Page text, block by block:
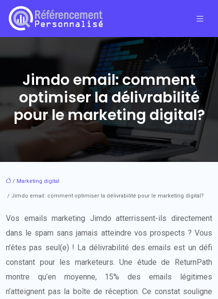
Jimdo email: comment
optimiser la délivrabilité
pour le marketing digital?
/ Marketing digital
/ Jimdo email: comment optimiser la délivrabilité pour le marketing digital?
Vos emails marketing Jimdo atterrissent-ils directement
dans le spam sans jamais atteindre vos prospects ? Vous
n’êtes pas seul(e) ! La délivrabilité des emails est un défi
constant pour les marketeurs. Une étude de ReturnPath
montre qu’en moyenne, 15% des emails légitimes
n’atteignent pas la boîte de réception. Ce constat souligne